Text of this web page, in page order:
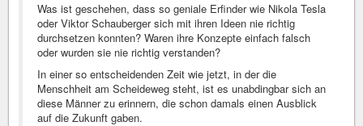
Was ist geschehen, dass so geniale Erfinder wie Nikola Tesla
oder Viktor Schauberger sich mit ihren Ideen nie richtig
durchsetzen konnten? Waren ihre Konzepte einfach falsch
oder wurden sie nie richtig verstanden?
In einer so entscheidenden Zeit wie jetzt, in der die
Menschheit am Scheideweg steht, ist es unabdingbar sich an
diese Männer zu erinnern, die schon damals einen Ausblick
auf die Zukunft gaben.